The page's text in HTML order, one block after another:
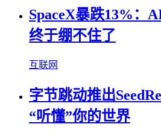
SpaceX暴跌13%：
终于绷不住了
互联网
字节跳动推出
“听懂”你的世界